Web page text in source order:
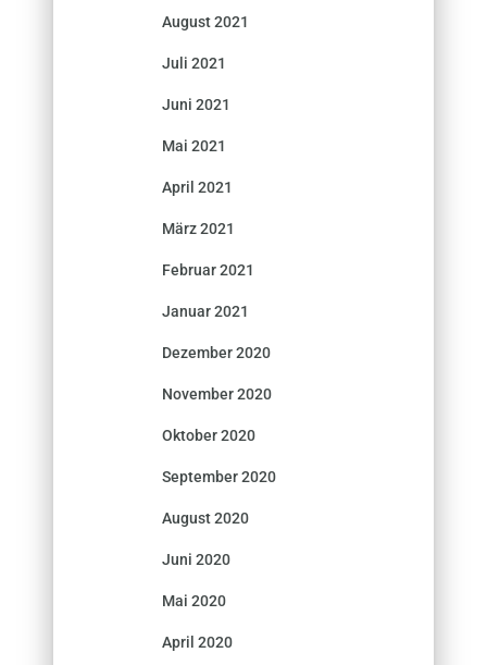
August 2021
Juli 2021
Juni 2021
Mai 2021
April 2021
März 2021
Februar 2021
Januar 2021
Dezember 2020
November 2020
Oktober 2020
September 2020
August 2020
Juni 2020
Mai 2020
April 2020